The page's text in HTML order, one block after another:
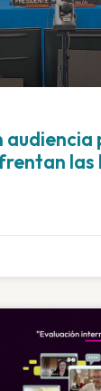
audiencia
las